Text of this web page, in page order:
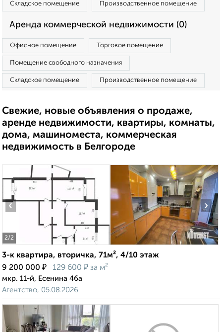
Складское помещение Производственное помещение
Аренда коммерческой недвижимости (0)
Офисное помещение Торговое помещение
Помещение свободного назначения
Складское помещение Производственное помещение
Свежие, новые объявления о продаже,
аренде недвижимости, квартиры, комнаты,
дома, машиноместа, коммерческая
недвижимость в Белгороде
2/2
‹ ›
3-к квартира, вторичка, 71м², 4/10 этаж
9 200 000 ₽ 129 600 ₽ за м²
мкр. 11-й, Есенина 46а
Агентство, 05.08.2026